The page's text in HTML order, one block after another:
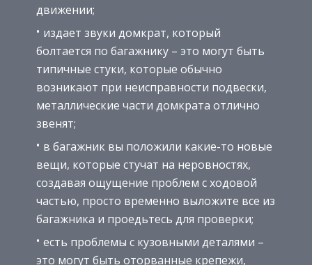
движении;
издает звуки домкрат, который
болтается по багажнику – это могут быть
типичные стуки, которые обычно
возникают при неисправности подвески,
металлические части домкрата отлично
звенят;
в багажник вы положили какие-то новые
вещи, которые стучат на неровностях,
создавая ощущение проблем с ходовой
частью, просто временно выложите все из
багажника и проедьтесь для проверки;
есть проблемы с кузовными деталями –
это могут быть оторванные крепежи,